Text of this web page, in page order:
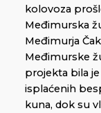
kolovoza
Međimurska
Međimurja
Međimurske
projekta bila je
isplaćenih
kuna, dok su